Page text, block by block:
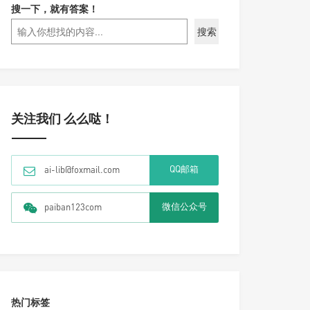
搜一下，就有答案！
搜索
关注我们 么么哒！
ai-lib@foxmail.com QQ邮箱
paiban123com 微信公众号
热门标签